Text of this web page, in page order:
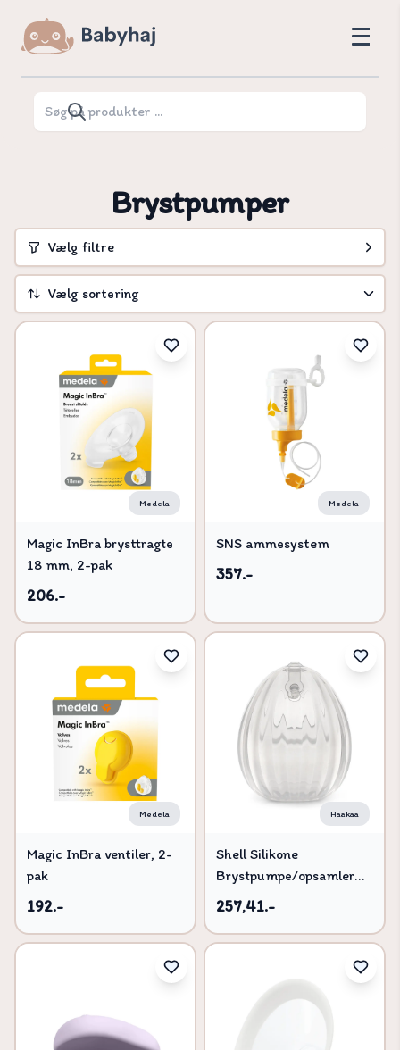
Brystpumper
Vælg filtre
Vælg sortering
Pris høj til lav
Pris lav til høj
Titel, A-Å
Titel, Å-A
Medela
Magic InBra brysttragte
18 mm, 2-pak
206.-
Medela
SNS ammesystem
357.-
Medela
Magic InBra ventiler, 2-
pak
192.-
Haakaa
Shell Silikone
Brystpumpe/opsamler
120ml - Onesize
257,41.-